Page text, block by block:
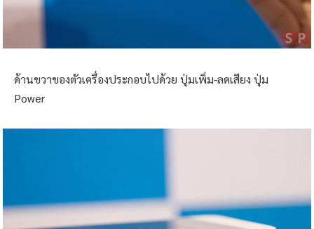
ด้านขวาของตัวเครื่องประกอบไปด้วย ปุ่มเพิ่ม-ลดเสียง ปุ่ม
Power